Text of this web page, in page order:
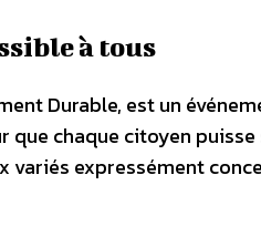
à tous
Durable, est un
chaque citoyen
variés expressément